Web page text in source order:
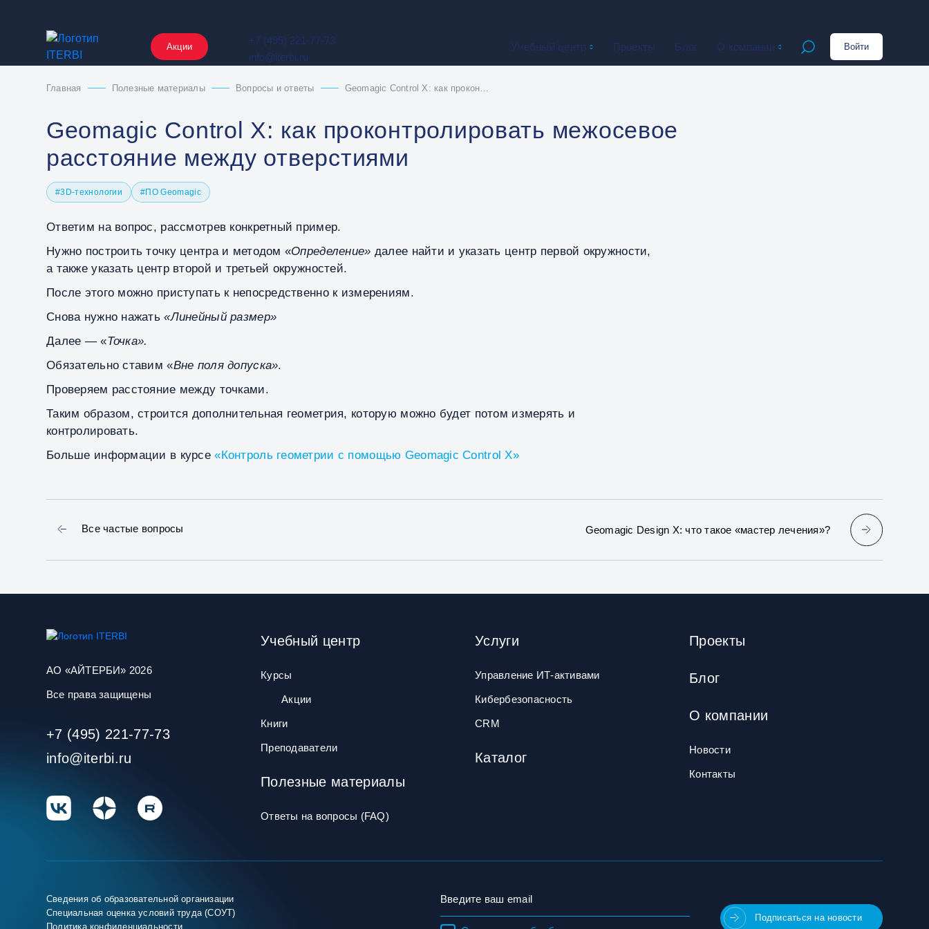
Акции
+7 (495) 221-77-73
info@iterbi.ru
Учебный центр Проекты Блог
О компании
Открыть поиск
Войти
Главная Полезные материалы Вопросы и ответы Geomagic Control X: как проконтролировать межосевое расстояние между отверстиями
Geomagic Control X: как проконтролировать межосевое
расстояние между отверстиями
#3D-технологии #ПО Geomagic
Ответим на вопрос, рассмотрев конкретный пример.
Нужно построить точку центра и методом «Определение» далее найти и указать центр первой окружности,
а также указать центр второй и третьей окружностей.
После этого можно приступать к непосредственно к измерениям.
Снова нужно нажать «Линейный размер»
Далее — «Точка».
Обязательно ставим «Вне поля допуска».
Проверяем расстояние между точками.
Таким образом, строится дополнительная геометрия, которую можно будет потом измерять и
контролировать.
Больше информации в курсе«Контроль геометрии с помощью Geomagic Control X»
Все частые вопросы Geomagic Design X: что такое «мастер лечения»?
АО «АЙТЕРБИ» 2026
Все права защищены
+7 (495) 221-77-73
info@iterbi.ru
Учебный центр
Курсы
Акции
Книги
Преподаватели
Полезные материалы
Ответы на вопросы (FAQ)
Услуги
Управление ИТ‑активами
Кибербезопасность
CRM
Каталог
Проекты
Блог
О компании
Новости
Контакты
Сведения об образовательной организации
Специальная оценка условий труда (СОУТ)
Политика конфиденциальности